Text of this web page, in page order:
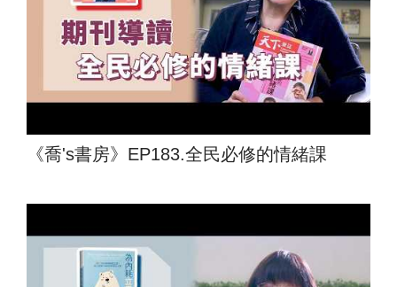
《喬's書房》EP183.全民必修的情緒課